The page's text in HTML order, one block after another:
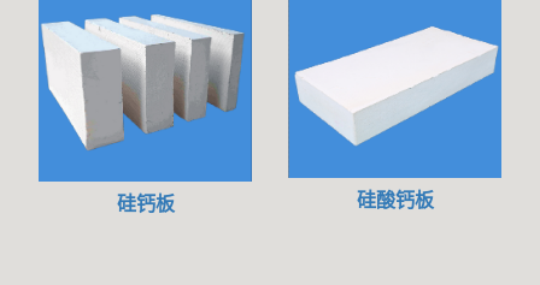
硅钙板 硅酸钙板